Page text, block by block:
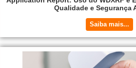
Qualidade e Segurança
Saiba mais...